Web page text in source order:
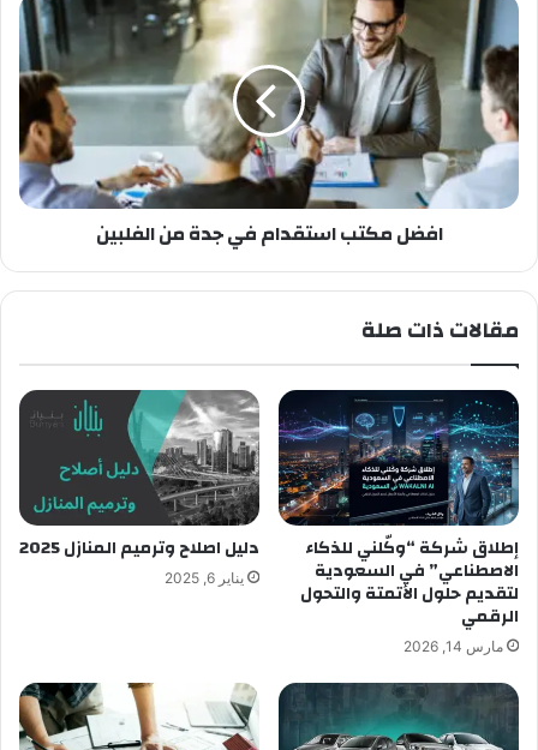
افضل مكتب استقدام في جدة من الفلبين
مقالات ذات صلة
إطلاق شركة “وكّلني للذكاء
الاصطناعي” في السعودية
لتقديم حلول الأتمتة والتحول
الرقمي
مارس 14, 2026
دليل اصلاح وترميم المنازل 2025
يناير 6, 2025